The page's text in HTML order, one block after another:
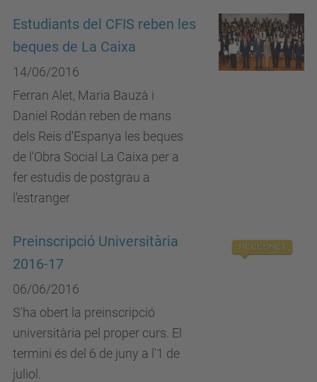
Estudiants del CFIS reben les
beques de La Caixa
14/06/2016
Ferran Alet, Maria Bauzà i
Daniel Rodán reben de mans
dels Reis d'Espanya les beques
de l'Obra Social La Caixa per a
fer estudis de postgrau a
l'estranger
Preinscripció Universitària
2016-17
06/06/2016
S'ha obert la preinscripció
universitària pel proper curs. El
termini és del 6 de juny a l'1 de
juliol.